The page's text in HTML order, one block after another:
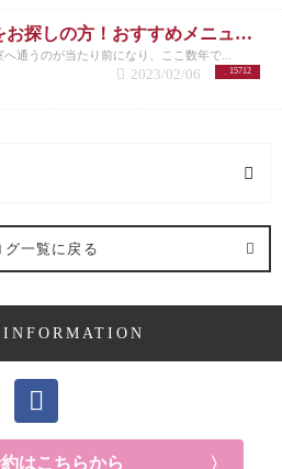
メンズ美容室をお探しの方！おすすめメニューまとめ
通うのが当たり前になり、ここ数年で...
15712
2023/02/06
グ一覧に戻る
はこちらから